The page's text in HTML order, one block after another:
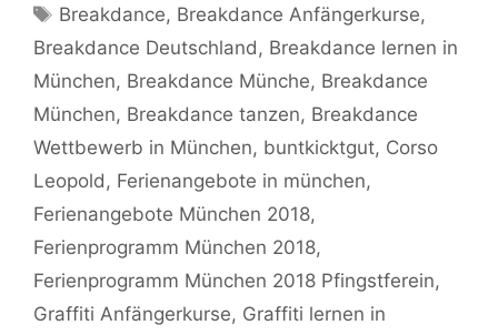
Schlagwörter
Breakdance, Breakdance Anfängerkurse,
Breakdance Deutschland, Breakdance lernen in
München, Breakdance Münche, Breakdance
München, Breakdance tanzen, Breakdance
Wettbewerb in München, buntkicktgut, Corso
Leopold, Ferienangebote in münchen,
Ferienangebote München 2018,
Ferienprogramm München 2018,
Ferienprogramm München 2018 Pfingstferein,
Graffiti Anfängerkurse, Graffiti lernen in